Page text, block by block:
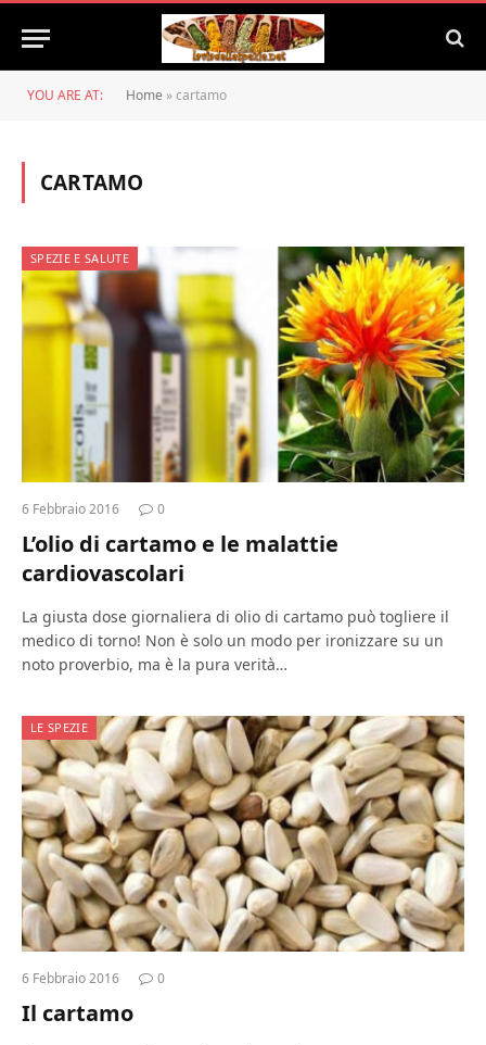
YOU ARE AT: Home »cartamo
CARTAMO
SPEZIE E SALUTE
6 Febbraio 2016 0
L’olio di cartamo e le malattie
cardiovascolari
La giusta dose giornaliera di olio di cartamo può togliere il
medico di torno! Non è solo un modo per ironizzare su un
noto proverbio, ma è la pura verità…
LE SPEZIE
6 Febbraio 2016 0
Il cartamo